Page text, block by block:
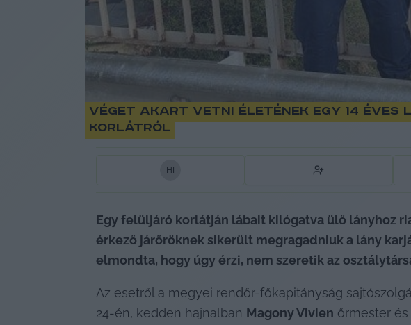
Véget akart vetni életének egy 14 éves
korlátról
HI
Egy felüljáró korlátján lábait kilógatva ülő lányhoz
érkező járőröknek sikerült megragadniuk a lány
elmondta, hogy úgy érzi, nem szeretik az
Az esetről a megyei rendőr-főkapitányság
24-én, kedden hajnalban Magony Vivien őrmester és